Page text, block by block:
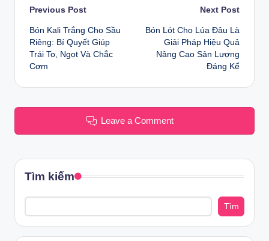
Post
navigation
Previous Post
Bón Kali Trắng Cho Sầu
Riêng: Bí Quyết Giúp
Trái To, Ngọt Và Chắc
Cơm
Next Post
Bón Lót Cho Lúa Đâu Là
Giải Pháp Hiệu Quả
Nâng Cao Sản Lượng
Đáng Kể
Leave a Comment
Tìm kiếm
Tìm